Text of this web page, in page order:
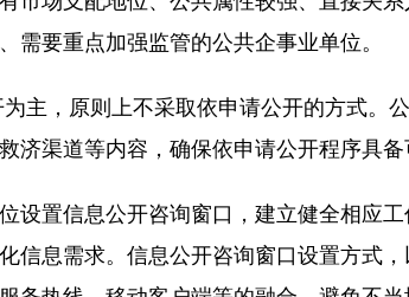
需要重点加强监管的公共企事业单位。
主，原则上不采取依申请公开的方式。
渠道等内容，确保依申请公开程序具备
设置信息公开咨询窗口，建立健全相应
信息需求。信息公开咨询窗口设置方式